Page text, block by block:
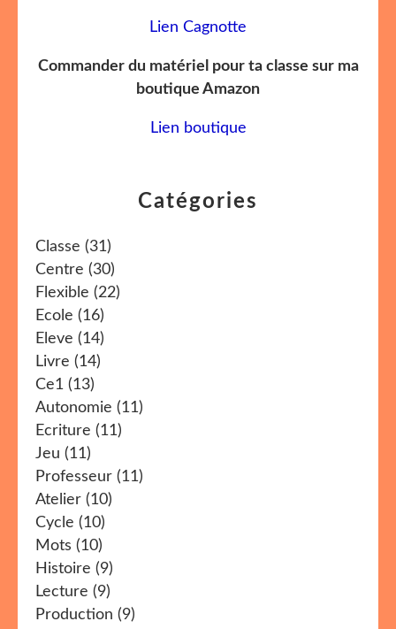
Catégories
Classe (31)
Centre (30)
Flexible (22)
Ecole (16)
Eleve (14)
Livre (14)
Ce1 (13)
Autonomie (11)
Ecriture (11)
Jeu (11)
Professeur (11)
Atelier (10)
Cycle (10)
Mots (10)
Histoire (9)
Lecture (9)
Production (9)
Lien Cagnotte
Commander du matériel pour ta classe sur ma
boutique Amazon
Lien boutique